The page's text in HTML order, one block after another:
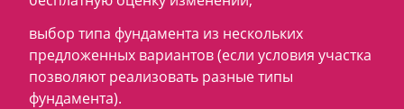
выбор типа фундамента из нескольких
предложенных вариантов (если условия участка
позволяют реализовать разные типы
фундамента).